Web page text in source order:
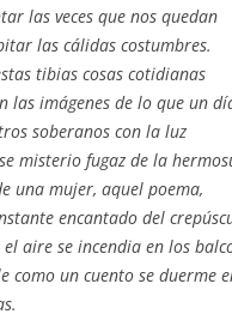
las veces que nos quedan
las cálidas costumbres.
tibias cosas cotidianas
las imágenes de lo que un
soberanos con la luz
misterio fugaz de la
una mujer, aquel poema,
encantado del
aire se incendia en los
como un cuento se duerme